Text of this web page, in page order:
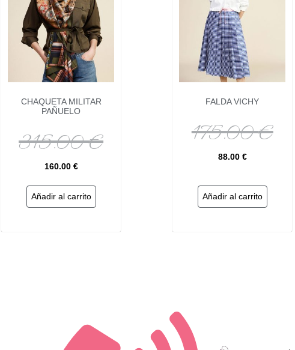
CHAQUETA MILITAR
PAÑUELO
315.00€
160.00 €
Añadir al carrito
FALDA VICHY
175.00€
88.00 €
Añadir al carrito